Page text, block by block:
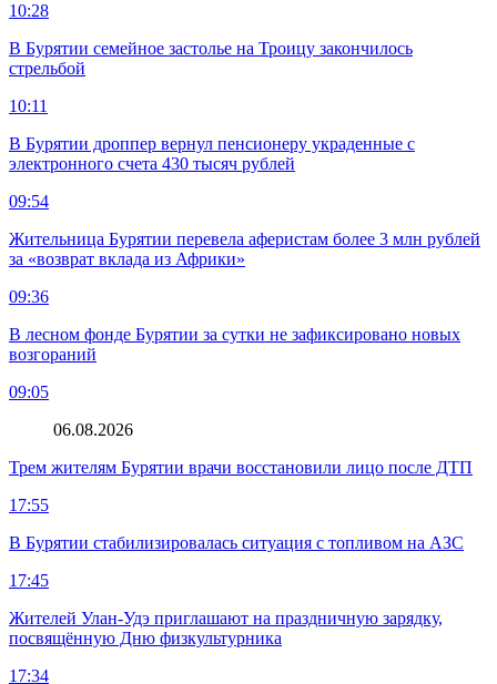
10:28
В Бурятии семейное застолье на Троицу закончилось
стрельбой
10:11
В Бурятии дроппер вернул пенсионеру украденные с
электронного счета 430 тысяч рублей
09:54
Жительница Бурятии перевела аферистам более 3 млн рублей
за «возврат вклада из Африки»
09:36
В лесном фонде Бурятии за сутки не зафиксировано новых
возгораний
09:05
06.08.2026
Трем жителям Бурятии врачи восстановили лицо после ДТП
17:55
В Бурятии стабилизировалась ситуация с топливом на АЗС
17:45
Жителей Улан-Удэ приглашают на праздничную зарядку,
посвящённую Дню физкультурника
17:34